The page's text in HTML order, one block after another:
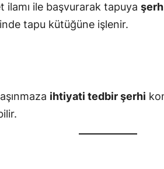
ilamı ile başvurarak tapuya
tapu kütüğüne işlenir.
ihtiyati tedbir şerhi